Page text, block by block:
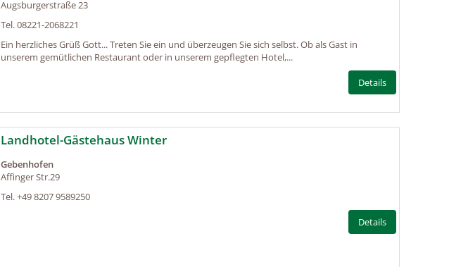
Augsburgerstraße 23
Tel.08221-2068221
Ein herzliches Grüß Gott... Treten Sie ein und überzeugen Sie sich selbst. Ob als Gast in
unserem gemütlichen Restaurant oder in unserem gepflegten Hotel,...
Details
Landhotel-Gästehaus Winter
Gebenhofen
Affinger Str.29
Tel.+49 8207 9589250
Details